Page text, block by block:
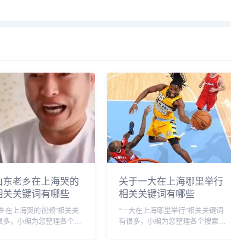
老乡在上海哭的
关关键词有哪些
在上海哭的视频”相关关
多，小编为您整理各个搜
关于一大在上海哪里举行
相关关键词有哪些
“一大在上海哪里举行”相关关键词
有很多，小编为您整理各个搜索引